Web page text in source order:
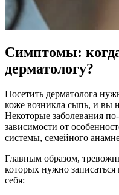
Симптомы:
дерматологу?
Посетить дерматолога
коже возникла сыпь, и вы
Некоторые заболевания
зависимости от
системы, семейного
Главным образом,
которых нужно
себя: